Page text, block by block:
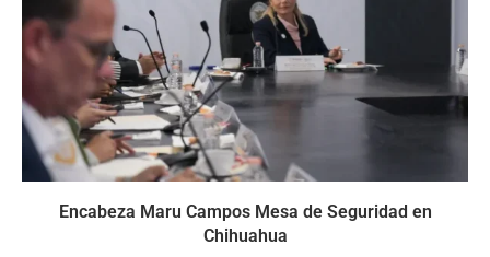
Encabeza Maru Campos Mesa de Seguridad en
Chihuahua